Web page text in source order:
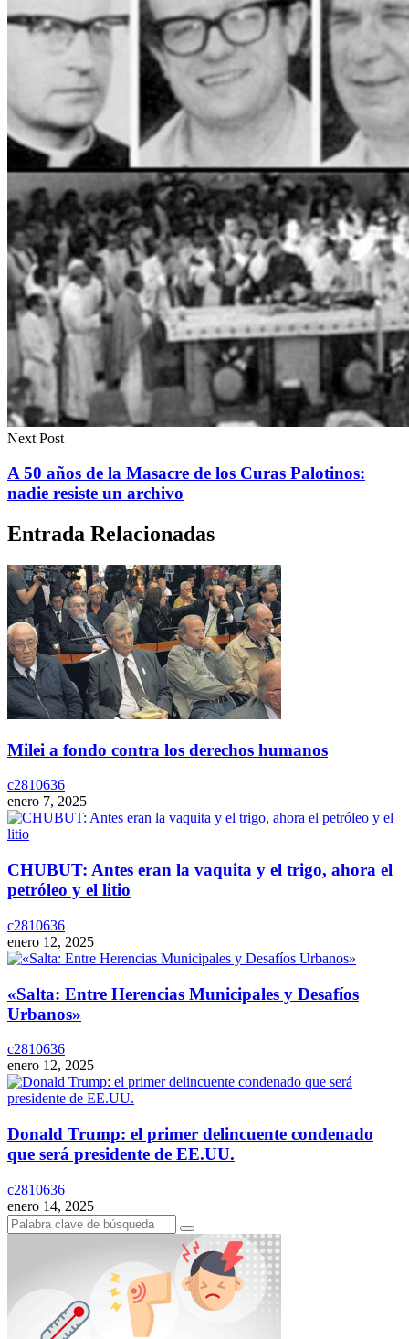
Next Post
A 50 años de la Masacre de los Curas Palotinos:
nadie resiste un archivo
Entrada Relacionadas
Milei a fondo contra los derechos humanos
c2810636
enero 7, 2025
CHUBUT: Antes eran la vaquita y el trigo, ahora el
petróleo y el litio
c2810636
enero 12, 2025
«Salta: Entre Herencias Municipales y Desafíos
Urbanos»
c2810636
enero 12, 2025
Donald Trump: el primer delincuente condenado
que será presidente de EE.UU.
c2810636
enero 14, 2025